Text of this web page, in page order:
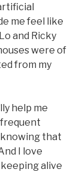
me feel like
and Ricky
were of
from my
help me
knowing that
I love
alive